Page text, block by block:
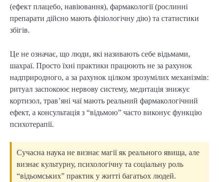
(ефект плацебо, навіювання), фармакології (рослинні
препарати дійсно мають фізіологічну дію) та статистики
збігів.
Це не означає, що люди, які називають себе відьмами,
шахраї. Просто їхні практики працюють не за рахунок
надприродного, а за рахунок цілком зрозумілих механізмів:
ритуал заспокоює нервову систему, медитація знижує
кортизол, трав’яні чаї мають реальний фармакологічний
ефект, а консультація з “відьмою” часто виконує функцію
психотерапії.
Сучасна наука не визнає магії як реального явища, але
визнає культурну, психологічну та соціальну роль
“відьомських” практик у житті багатьох людей.